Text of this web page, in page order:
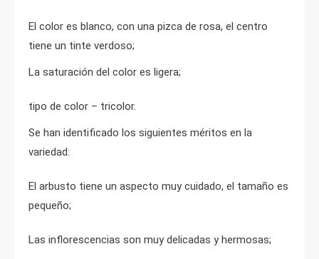
El color es blanco, con una pizca de rosa, el centro
tiene un tinte verdoso;
La saturación del color es ligera;
tipo de color – tricolor.
Se han identificado los siguientes méritos en la
variedad:
El arbusto tiene un aspecto muy cuidado, el tamaño es
pequeño;
Las inflorescencias son muy delicadas y hermosas;